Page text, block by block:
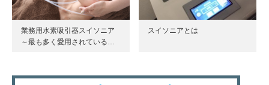
業務用水素吸引器スイソニア
～最も多く愛用されている…
スイソニアとは